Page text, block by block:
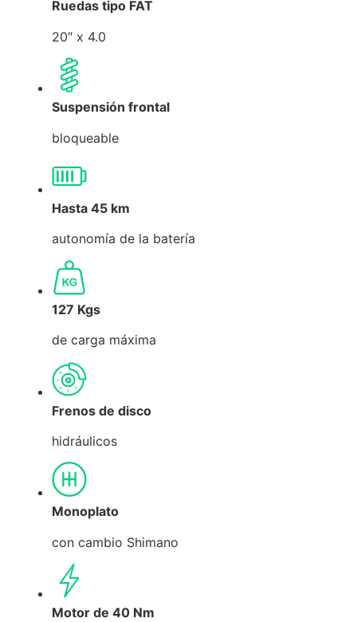
Ruedas tipo FAT
20″ x 4.0
Suspensión frontal
bloqueable
Hasta 45 km
autonomía de la batería
127 Kgs
de carga máxima
Frenos de disco
hidráulicos
Monoplato
con cambio Shimano
Motor de 40 Nm